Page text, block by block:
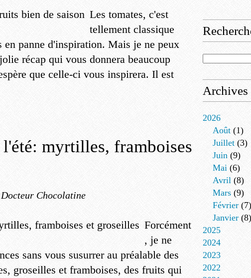
Les tomates, c'est
tellement classique
en panne d'inspiration. Mais je ne peux
récap qui vous donnera beaucoup
que celle-ci vous inspirera. Il est
myrtilles, framboises
Chocolatine
Forcément
, je ne
sans vous susurrer au préalable des
groseilles et framboises, des fruits qui
Archives
2026
Août (1)
Juillet (3)
Juin (9)
Mai (6)
Avril (8)
Mars (9)
Février (7)
Janvier (8)
2025
2024
2023
2022